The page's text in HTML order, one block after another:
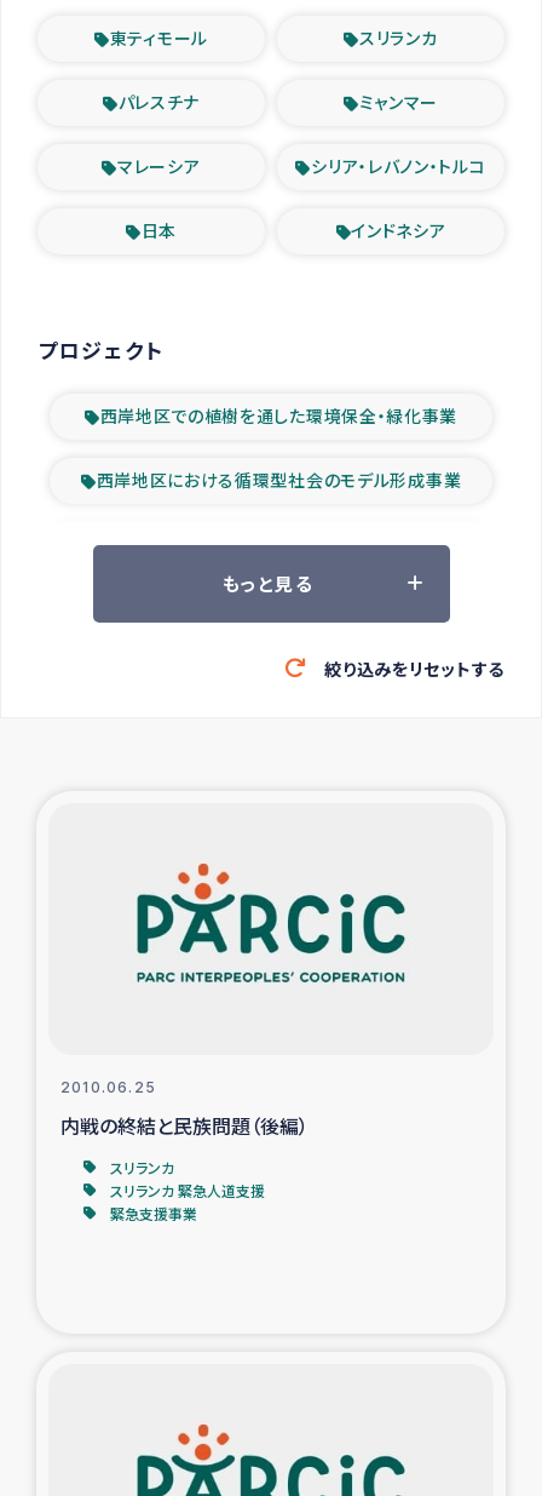
東ティモール スリランカ
パレスチナ ミャンマー
マレーシア シリア・レバノン・トルコ
日本 インドネシア
プロジェクト
西岸地区での植樹を通した環境保全・緑化事業
西岸地区における循環型社会のモデル形成事業
ツアー参加者の声
緊急救援の時代
大雨による洪水被災者支援
カカオ生産者支援事業
インドネシア中部 スラウェシの地震・津波被災者支援
スリランカ ムライティブ県帰還民の生活再建支援
スリランカの南北女性をつなぐサリー・リサイクル・プロ
ジェクト
もっと見る
絞り込みをリセットする
2010.06.25
内戦の終結と民族問題（後編）
スリランカ
スリランカ 緊急人道支援
緊急支援事業